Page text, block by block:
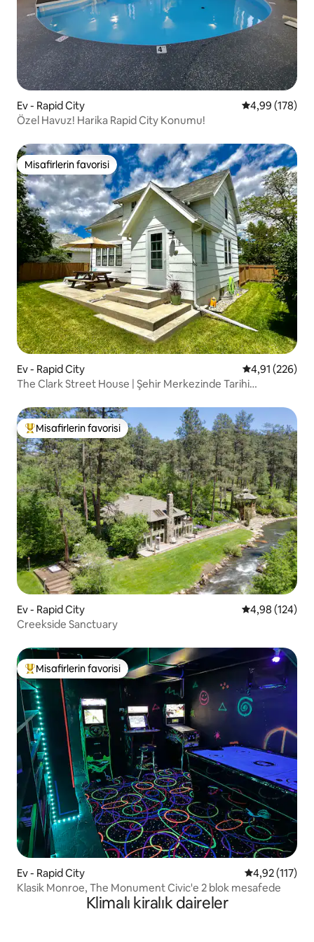
Ev - Rapid City 5 üzerinden
4,99 (178)
Özel Havuz! Harika Rapid City Konumu!
Misafirlerin favorisi
Misafirlerin favorisi
Ev - Rapid City 5 üzerinden
4,91 (226)
The Clark Street House | Şehir Merkezinde Tarihi
Misafirlerin favorilerinden en beğenilenler arasında
Misafirlerin favorisi
Ev - Rapid City 5 üzerinden
4,98 (124)
Creekside Sanctuary
Misafirlerin favorilerinden en beğenilenler arasında
Misafirlerin favorisi
Ev - Rapid City 5 üzerinden
4,92 (117)
Klasik Monroe, The Monument Civic'e 2 blok mesafede
Klimalı kiralık daireler